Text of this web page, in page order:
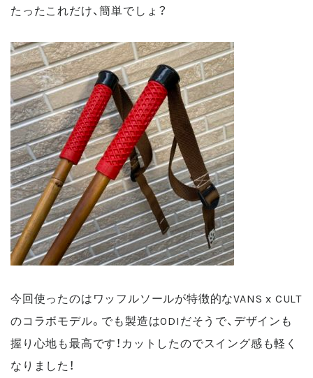
たったこれだけ、簡単でしょ？
今回使ったのはワッフルソールが特徴的なVANS x CULT
のコラボモデル。でも製造はODIだそうで、デザインも
握り心地も最高です！カットしたのでスイング感も軽く
なりました！